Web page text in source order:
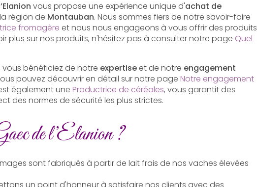
vous propose une expérience unique d'achat de
région de Montauban. Nous sommes fiers de notre savoir-faire
fromagère et nous nous engageons à vous offrir des produits
plus sur nos produits, n'hésitez pas à consulter notre page Quel
vous bénéficiez de notre expertiseet de notre engagement
pouvez découvrir en détail sur notre page Notre engagement
également une Productrice de céréales, vous garantit des
des normes de sécurité les plus strictes.
de l’Elanion ?
sont fabriqués à partir de lait frais de nos vaches élevées